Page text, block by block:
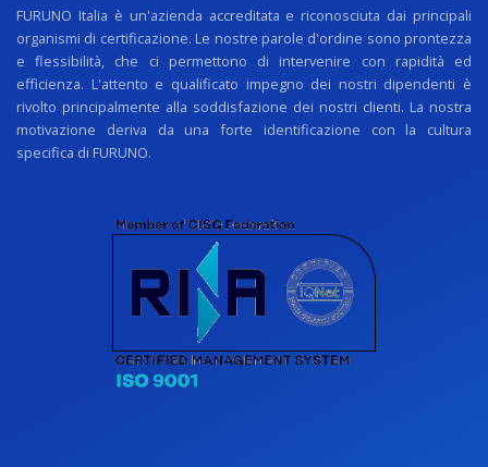
FURUNO Italia è un'azienda accreditata e riconosciuta dai principali
organismi di certificazione. Le nostre parole d'ordine sono prontezza
e flessibilità, che ci permettono di intervenire con rapidità ed
efficienza. L'attento e qualificato impegno dei nostri dipendenti è
rivolto principalmente alla soddisfazione dei nostri clienti. La nostra
motivazione deriva da una forte identificazione con la cultura
specifica di FURUNO.